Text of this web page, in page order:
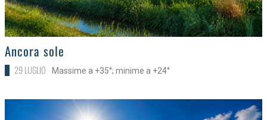
>
Ancora sole
29 LUGLIO Massime a +35°; minime a +24°